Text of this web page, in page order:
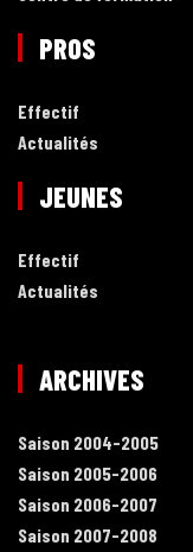
PROS
Effectif
Actualités
JEUNES
Effectif
Actualités
ARCHIVES
Saison 2004-2005
Saison 2005-2006
Saison 2006-2007
Saison 2007-2008